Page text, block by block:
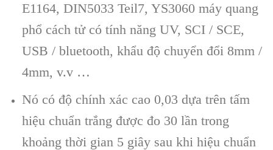
E1164, DIN5033 Teil7, YS3060 máy quang
phổ cách tử có tính năng UV, SCI / SCE,
USB / bluetooth, khẩu độ chuyển đổi 8mm /
4mm, v.v …
Nó có độ chính xác cao 0,03 dựa trên tấm
hiệu chuẩn trắng được đo 30 lần trong
khoảng thời gian 5 giây sau khi hiệu chuẩn